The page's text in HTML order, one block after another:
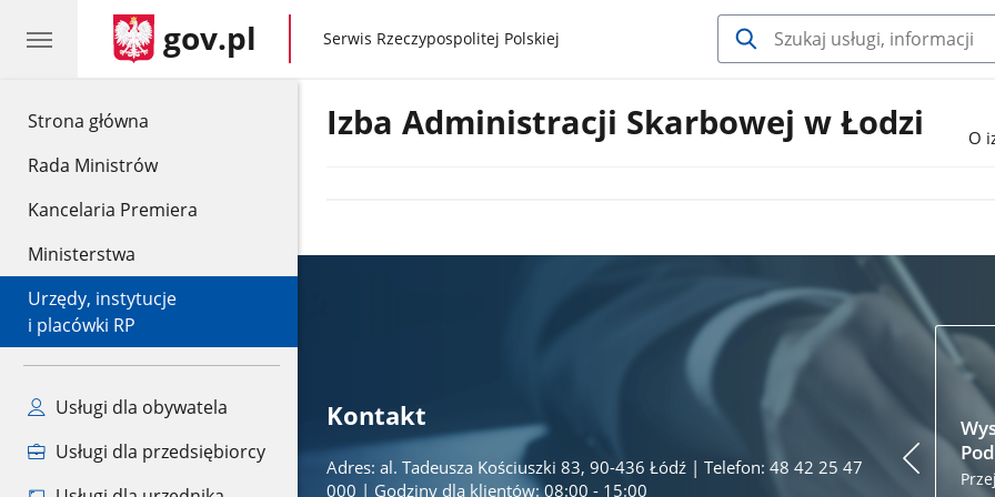
Strona główna
Rada Ministrów
Kancelaria Premiera
Ministerstwa
Urzędy, instytucje
i placówki RP
Usługi dla obywatela
Usługi dla przedsiębiorcy
gov.pl gov.pl
Serwis Rzeczypospolitej Polskiej
Izba Administracji Skarbowej w Łodzi O
Kontakt
Adres: al. Tadeusza Kościuszki 83, 90-436 Łódź | Telefon: 48 42 25 47
000 | Godziny dla klientów: 08:00 - 15:00